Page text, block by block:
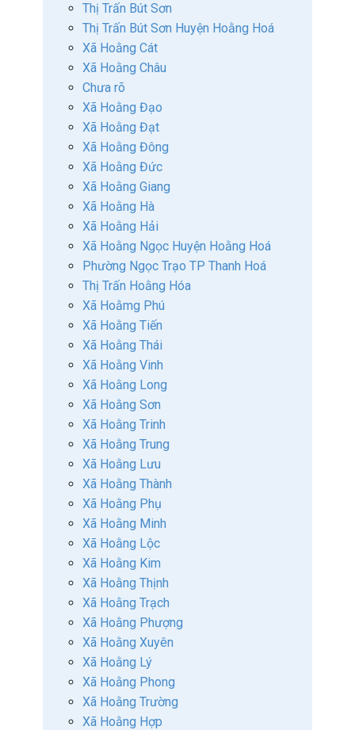
Thị Trấn Bút Sơn
Thị Trấn Bút Sơn Huyện Hoằng Hoá
Xã Hoằng Cát
Xã Hoằng Châu
Chưa rõ
Xã Hoằng Đạo
Xã Hoằng Đạt
Xã Hoằng Đông
Xã Hoằng Đức
Xã Hoằng Giang
Xã Hoằng Hà
Xã Hoằng Hải
Xã Hoằng Ngọc Huyện Hoằng Hoá
Phường Ngọc Trạo TP Thanh Hoá
Thị Trấn Hoằng Hóa
Xã Hoằmg Phú
Xã Hoằng Tiến
Xã Hoằng Thái
Xã Hoằng Vinh
Xã Hoằng Long
Xã Hoằng Sơn
Xã Hoằng Trinh
Xã Hoằng Trung
Xã Hoằng Lưu
Xã Hoằng Thành
Xã Hoằng Phụ
Xã Hoằng Minh
Xã Hoằng Lộc
Xã Hoằng Kim
Xã Hoằng Thịnh
Xã Hoằng Trạch
Xã Hoằng Phượng
Xã Hoằng Xuyên
Xã Hoằng Lý
Xã Hoằng Phong
Xã Hoằng Trường
Xã Hoằng Hợp